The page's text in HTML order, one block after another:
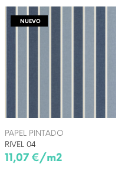
NUEVO
PAPEL PINTADO
RIVEL 04
11,07 €/m2